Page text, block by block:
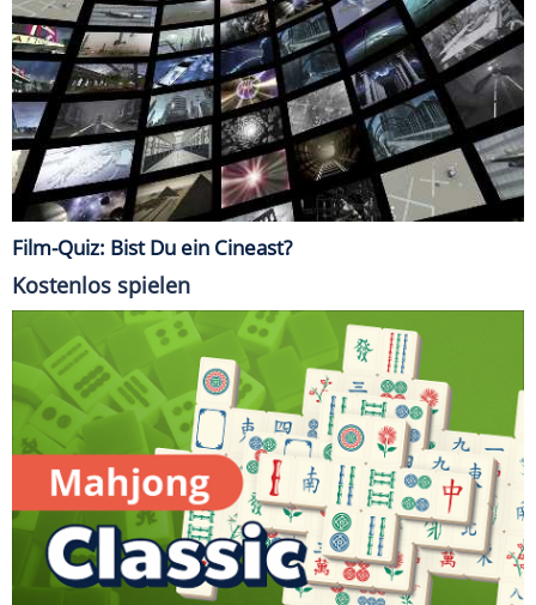
Film-Quiz: Bist Du ein Cineast?
Kostenlos spielen